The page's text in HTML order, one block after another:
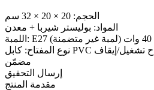
الحجم: 20 × 20 × 32 سم
المواد: بوليستر شيربا + معدن
نوع المفتاح: كابل PVC بطول 1.5 متر مع مفتاح تشغيل/إيقاف
مضمّن
إرسال التحقيق
مقدمة المنتج